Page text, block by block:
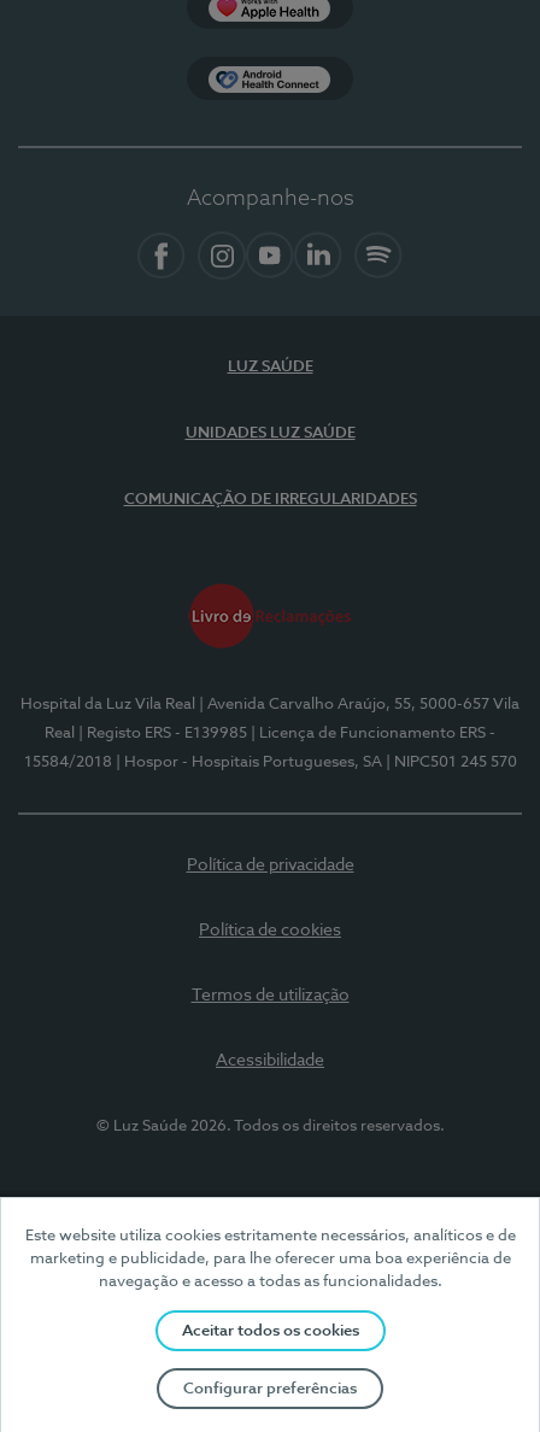
Este website utiliza cookies estritamente necessários, analíticos e de
marketing e publicidade, para lhe oferecer uma boa experiência de
navegação e acesso a todas as funcionalidades.
Aceitar todos os cookies
Configurar preferências
Acompanhe-nos
LUZ SAÚDE
UNIDADES LUZ SAÚDE
COMUNICAÇÃO DE IRREGULARIDADES
Hospital da Luz Vila Real
| Avenida Carvalho Araújo, 55, 5000-657 Vila
Real
| Registo ERS - E139985
| Licença de Funcionamento ERS -
15584/2018
| Hospor - Hospitais Portugueses, SA | NIPC501 245 570
Política de privacidade
Política de cookies
Termos de utilização
Acessibilidade
© Luz Saúde 2026. Todos os direitos reservados.